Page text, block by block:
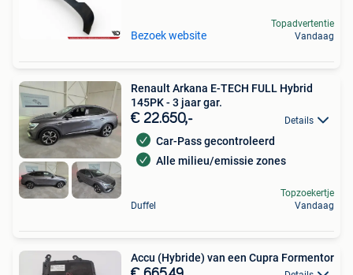
Bezoek website
Topadvertentie
Vandaag
Renault Arkana E-TECH FULL Hybrid
145PK - 3 jaar gar.
€ 22.650,- Details
Car-Pass gecontroleerd
Alle milieu/emissie zones
Duffel
Topzoekertje
Vandaag
Accu (Hybride) van een Cupra Formentor